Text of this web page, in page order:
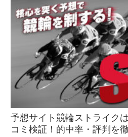
予想サイト競輪ストライク
コミ検証！的中率・評判を